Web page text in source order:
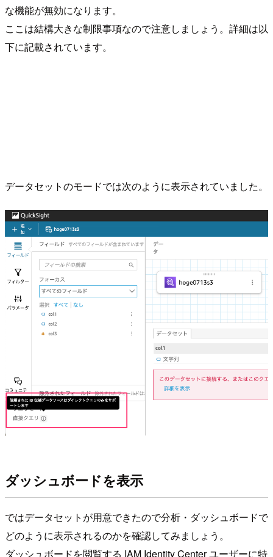
な機能が無効になります。
ここは結構大きな制限事項なので注意しましょう。詳細は以
下に記載されています。
データセットのモードでは次のように表示されていました。
ダッシュボードを表示
ではデータセットが用意できたので分析・ダッシュボードで
どのように表示されるのかを確認してみましょう。
ダッシュボードを閲覧する IAM Identity Center ユーザーに特